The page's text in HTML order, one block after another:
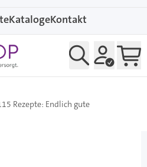
KatalogeKontakt
Rezepte: Endlich gute